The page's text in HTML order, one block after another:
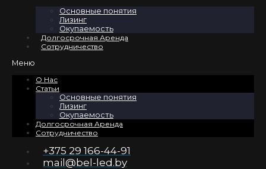
Основные понятия
Лизинг
Окупаемость
Долгосрочная Аренда
Сотрудничество
Меню
О Нас
Cтатьи
Основные понятия
Лизинг
Окупаемость
Долгосрочная Аренда
Сотрудничество
+375 29 166-44-91
mail@bel-led.by